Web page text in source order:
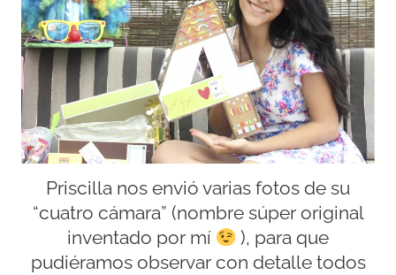
Priscilla nos envió varias fotos de su
“cuatro cámara” (nombre súper original
inventado por mí
), para que
pudiéramos observar con detalle todos